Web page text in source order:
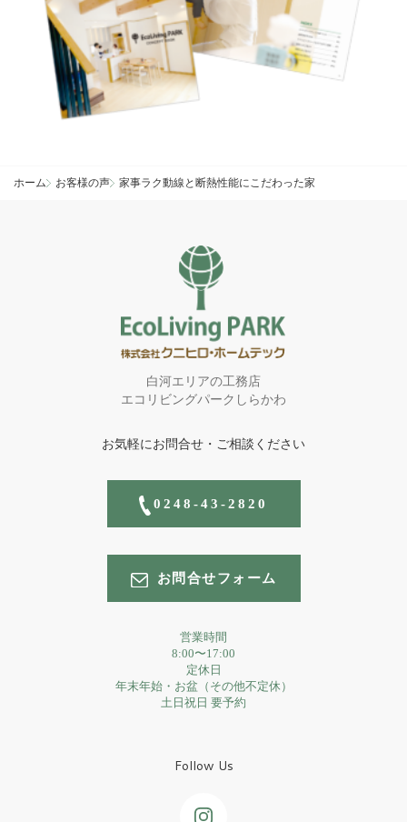
ホーム お客様の声 家事ラク動線と断熱性能にこだわった家
白河エリアの工務店
エコリビングパークしらかわ
お気軽にお問合せ・ご相談ください
0248-43-2820
お問合せフォーム
営業時間
8:00〜17:00
定休日
年末年始・お盆（その他不定休）
土日祝日 要予約
Follow Us